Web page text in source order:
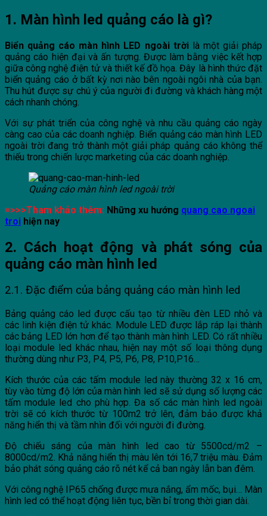
1. Màn hình led quảng cáo là gì?
Biển quảng cáo màn hình LED ngoài trờilà một giải pháp
quảng cáo hiện đại và ấn tượng. Được làm bằng việc kết hợp
giữa công nghệ điện tử và thiết kế đồ họa. Đây là hình thức đặt
biển quảng cáo ở bất kỳ nơi nào bên ngoài ngôi nhà của bạn.
Thu hút được sự chú ý của người đi đường và khách hàng một
cách nhanh chóng.
Với sự phát triển của công nghệ và nhu cầu quảng cáo ngày
càng cao của các doanh nghiệp. Biển quảng cáo màn hình LED
ngoài trời đang trở thành một giải pháp quảng cáo không thể
thiếu trong chiến lược marketing của các doanh nghiệp.
Quảng cáo màn hình led ngoài trời
=>>>Tham khảo thêm: Những xu hướng quang cao ngoai
troi hiện nay
2. Cách hoạt động và phát sóng của
quảng cáo màn hình led
2.1. Đặc điểm của bảng quảng cáo màn hình led
Bảng quảng cáo led được cấu tạo từ nhiều đèn LED nhỏ và
các linh kiện điện tử khác. Module LED được lắp ráp lại thành
các bảng LED lớn hơn để tạo thành màn hình LED. Có rất nhiều
loại module led khác nhau, hiện nay một số loại thông dụng
thường dùng như P3, P4, P5, P6, P8, P10,P16…
Kích thước của các tấm module led này thường 32 x 16 cm,
tùy vào từng độ lớn của màn hình led sẽ sử dụng số lượng các
tấm module led cho phù hợp. Đa số các màn hình led ngoài
trời sẽ có kích thước từ 100m2 trở lên, đảm bảo được khả
năng hiển thị và tầm nhìn đối với người đi đường.
Độ chiếu sáng của màn hình led cao từ 5500cd/m2 –
8000cd/m2. Khả năng hiển thị màu lên tới 16,7 triệu màu. Đảm
bảo phát sóng quảng cáo rõ nét kể cả ban ngày lẫn ban đêm.
Với công nghệ IP65 chống được mưa nắng, ẩm mốc, bụi… Màn
hình led có thể hoạt động liên tục, bền bỉ trong thời gian dài.